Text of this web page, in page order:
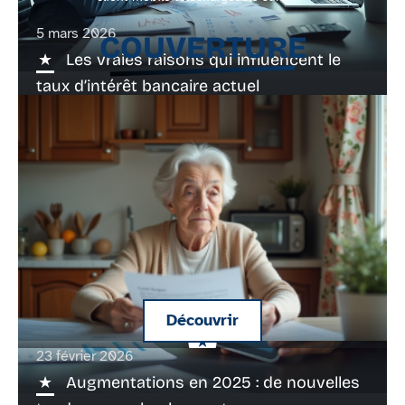
5 mars 2026
Les vraies raisons qui influencent le
taux d’intérêt bancaire actuel
23 février 2026
Augmentations en 2025 : de nouvelles
COUVERTURE
Prix contrat obsèques : combien ça coûte
vraiment ?
Découvrir